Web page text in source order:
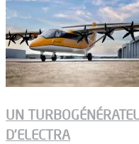
UN
D’ELECTRA